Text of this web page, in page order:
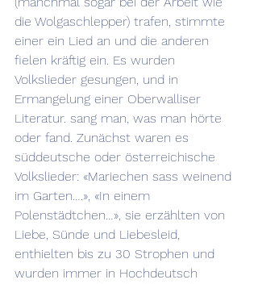
die Wolgaschlepper) trafen, stimmte
einer ein Lied an und die anderen
fielen kräftig ein. Es wurden
Volkslieder gesungen, und in
Ermangelung einer Oberwalliser
Literatur. sang man, was man hörte
oder fand. Zunächst waren es
süddeutsche oder österreichische
Volkslieder: «Mariechen sass weinend
im Garten….», «In einem
Polenstädtchen…», sie erzählten von
Liebe, Sünde und Liebesleid,
enthielten bis zu 30 Strophen und
wurden immer in Hochdeutsch